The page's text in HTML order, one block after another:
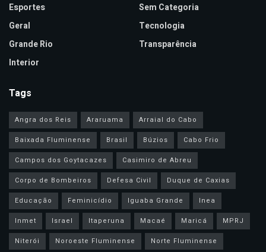
Esportes
Geral
Grande Rio
Interior
Sem Categoria
Tecnologia
Transparência
Tags
Angra dos Reis Araruama
Arraial do Cabo
Baixada Fluminense
Brasil Búzios
Cabo Frio
Campos dos Goytacazes
Casimiro de Abreu
Corpo de Bombeiros
Defesa Civil
Duque de Caxias
Educação
Feminicídio Iguaba Grande
Inea
Inmet
Israel Itaperuna Macaé Maricá
MPRJ
Niterói
Noroeste Fluminense
Norte Fluminense